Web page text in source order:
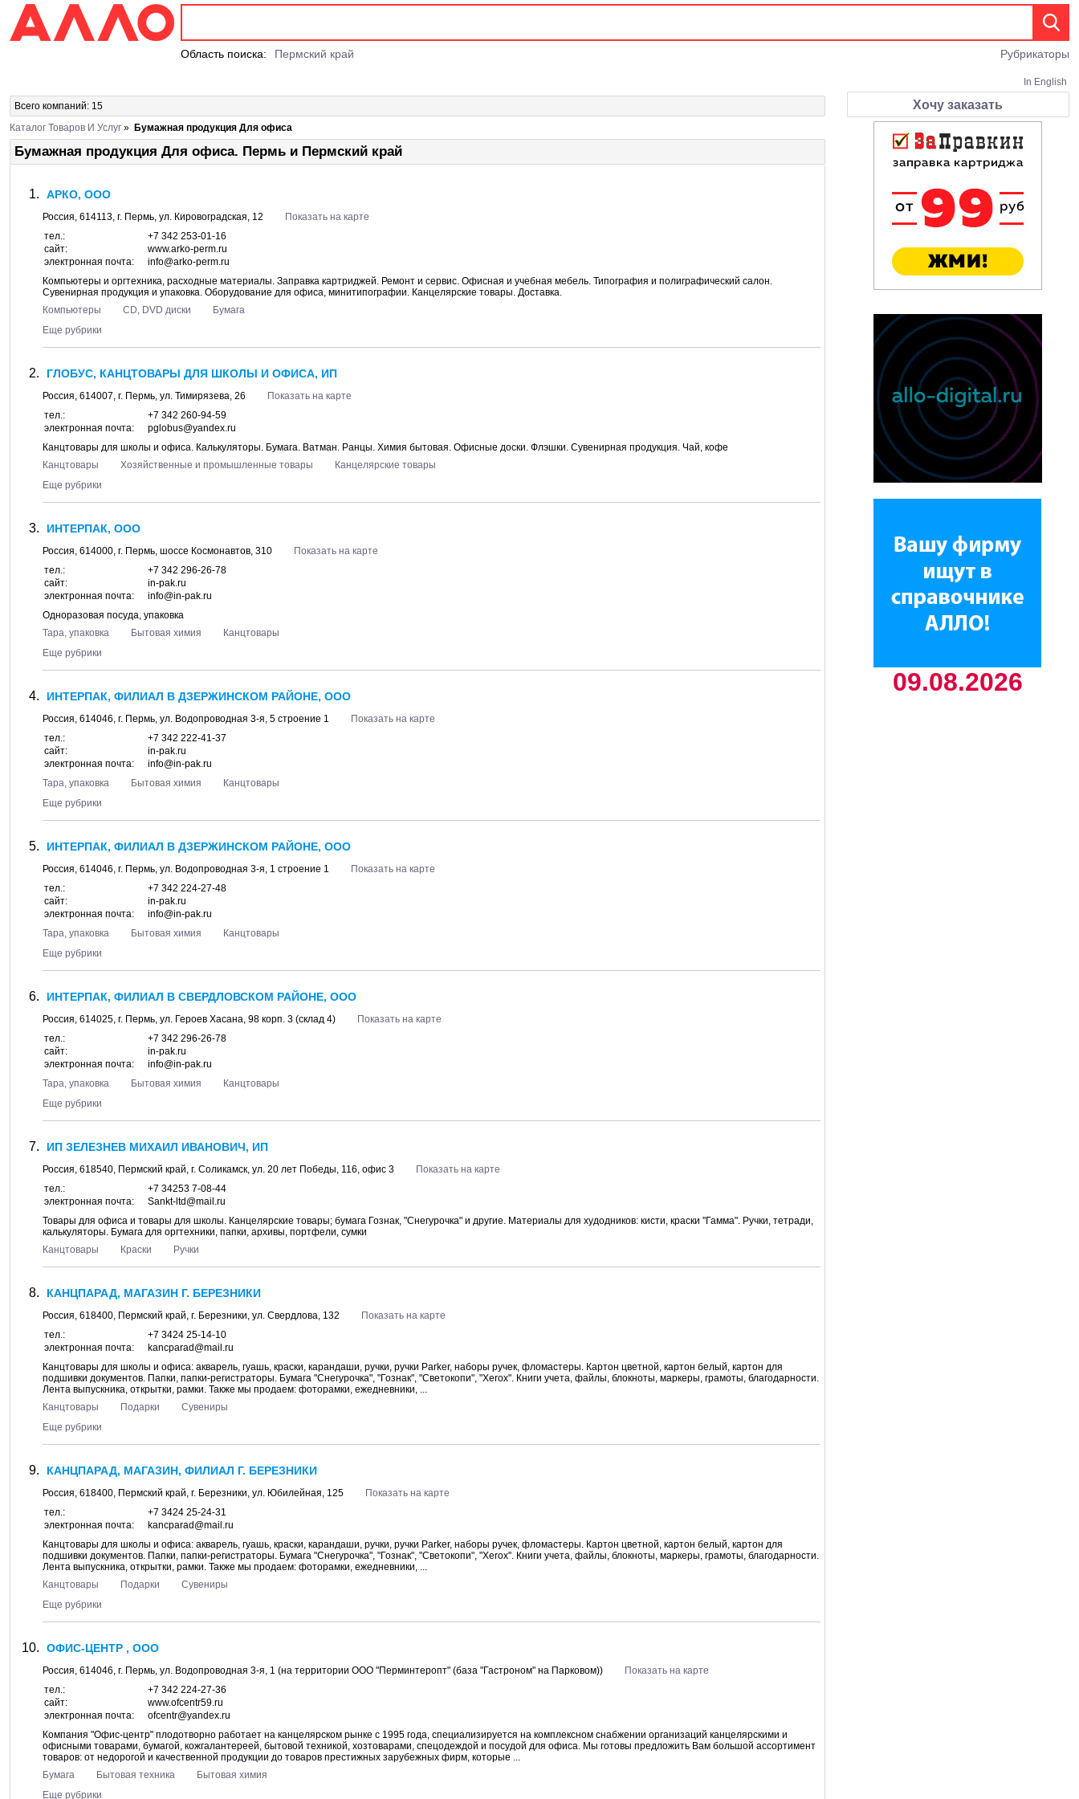
Рубрикаторы
Область поиска: Пермский край
In English
Всего компаний: 15
Каталог Товаров И Услуг » Бумажная продукция Для офиса
Бумажная продукция Для офиса. Пермь и Пермский край
АРКО, ООО
Россия, 614113, г. Пермь, ул. Кировоградская, 12
Показать на карте
тел.:
+7 342 253-01-16
сайт:
www.arko-perm.ru
электронная почта:
info@arko-perm.ru
Компьютеры и оргтехника, расходные материалы. Заправка картриджей. Ремонт и сервис. Офисная и учебная мебель. Типография и полиграфический салон.
Сувенирная продукция и упаковка. Оборудование для офиса, минитипографии. Канцелярские товары. Доставка.
Компьютеры
CD, DVD диски
Бумага
Еще рубрики
ГЛОБУС, КАНЦТОВАРЫ ДЛЯ ШКОЛЫ И ОФИСА, ИП
Россия, 614007, г. Пермь, ул. Тимирязева, 26
Показать на карте
тел.:
+7 342 260-94-59
электронная почта:
pglobus@yandex.ru
Канцтовары для школы и офиса. Калькуляторы. Бумага. Ватман. Ранцы. Химия бытовая. Офисные доски. Флэшки. Сувенирная продукция. Чай, кофе
Канцтовары
Хозяйственные и промышленные товары
Канцелярские товары
Еще рубрики
ИНТЕРПАК, ООО
Россия, 614000, г. Пермь, шоссе Космонавтов, 310
Показать на карте
тел.:
+7 342 296-26-78
сайт:
in-pak.ru
электронная почта:
info@in-pak.ru
Одноразовая посуда, упаковка
Тара, упаковка
Бытовая химия
Канцтовары
Еще рубрики
ИНТЕРПАК, ФИЛИАЛ В ДЗЕРЖИНСКОМ РАЙОНЕ, ООО
Россия, 614046, г. Пермь, ул. Водопроводная 3-я, 5 строение 1
Показать на карте
тел.:
+7 342 222-41-37
сайт:
in-pak.ru
электронная почта:
info@in-pak.ru
Тара, упаковка
Бытовая химия
Канцтовары
Еще рубрики
ИНТЕРПАК, ФИЛИАЛ В ДЗЕРЖИНСКОМ РАЙОНЕ, ООО
Россия, 614046, г. Пермь, ул. Водопроводная 3-я, 1 строение 1
Показать на карте
тел.:
+7 342 224-27-48
сайт:
in-pak.ru
электронная почта:
info@in-pak.ru
Тара, упаковка
Бытовая химия
Канцтовары
Еще рубрики
ИНТЕРПАК, ФИЛИАЛ В СВЕРДЛОВСКОМ РАЙОНЕ, ООО
Россия, 614025, г. Пермь, ул. Героев Хасана, 98 корп. 3 (склад 4)
Показать на карте
тел.:
+7 342 296-26-78
сайт:
in-pak.ru
электронная почта:
info@in-pak.ru
Тара, упаковка
Бытовая химия
Канцтовары
Еще рубрики
ИП ЗЕЛЕЗНЕВ МИХАИЛ ИВАНОВИЧ, ИП
Россия, 618540, Пермский край, г. Соликамск, ул. 20 лет Победы, 116, офис 3
Показать на карте
тел.:
+7 34253 7-08-44
электронная почта:
Sankt-ltd@mail.ru
Товары для офиса и товары для школы. Канцелярские товары; бумага Гознак, "Снегурочка" и другие. Материалы для худодников: кисти, краски "Гамма". Ручки, тетради,
калькуляторы. Бумага для оргтехники, папки, архивы, портфели, сумки
Канцтовары
Краски Ручки
КАНЦПАРАД, МАГАЗИН Г. БЕРЕЗНИКИ
Россия, 618400, Пермский край, г. Березники, ул. Свердлова, 132
Показать на карте
тел.:
+7 3424 25-14-10
электронная почта:
kancparad@mail.ru
Канцтовары для школы и офиса: акварель, гуашь, краски, карандаши, ручки, ручки Parker, наборы ручек, фломастеры. Картон цветной, картон белый, картон для
подшивки документов. Папки, папки-регистраторы. Бумага "Снегурочка", "Гознак", "Светокопи", "Xerox". Книги учета, файлы, блокноты, маркеры, грамоты, благодарности.
Лента выпускника, открытки, рамки. Также мы продаем: фоторамки, ежедневники, ...
Канцтовары
Подарки
Сувениры
Еще рубрики
КАНЦПАРАД, МАГАЗИН, ФИЛИАЛ Г. БЕРЕЗНИКИ
Россия, 618400, Пермский край, г. Березники, ул. Юбилейная, 125
Показать на карте
тел.:
+7 3424 25-24-31
электронная почта:
kancparad@mail.ru
Канцтовары для школы и офиса: акварель, гуашь, краски, карандаши, ручки, ручки Parker, наборы ручек, фломастеры. Картон цветной, картон белый, картон для
подшивки документов. Папки, папки-регистраторы. Бумага "Снегурочка", "Гознак", "Светокопи", "Xerox". Книги учета, файлы, блокноты, маркеры, грамоты, благодарности.
Лента выпускника, открытки, рамки. Также мы продаем: фоторамки, ежедневники, ...
Канцтовары
Подарки
Сувениры
Еще рубрики
ОФИС-ЦЕНТР , ООО
Россия, 614046, г. Пермь, ул. Водопроводная 3-я, 1 (на территории ООО "Перминтеропт" (база "Гастроном" на Парковом))
Показать на карте
тел.:
+7 342 224-27-36
сайт:
www.ofcentr59.ru
электронная почта:
ofcentr@yandex.ru
Компания "Офис-центр" плодотворно работает на канцелярском рынке с 1995 года, специализируется на комплексном снабжении организаций канцелярскими и
офисными товарами, бумагой, кожгалантереей, бытовой техникой, хозтоварами, спецодеждой и посудой для офиса. Мы готовы предложить Вам большой ассортимент
товаров: от недорогой и качественной продукции до товаров престижных зарубежных фирм, которые ...
Бумага
Бытовая техника
Бытовая химия
Еще рубрики
Хочу заказать
09.08.2026